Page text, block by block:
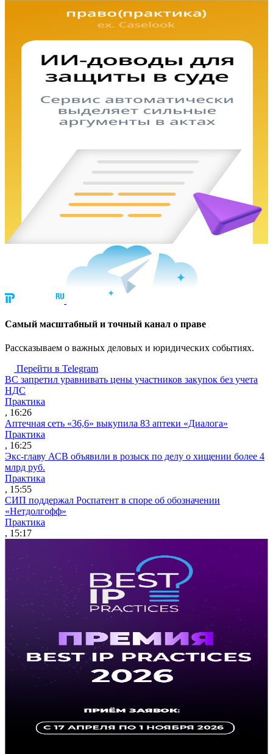
Cамый масштабный и точный канал о праве
Рассказываем о важных деловых и юридических событиях.
Перейти в Telegram
ВС запретил уравнивать цены участников закупок без учета
НДС
Практика
, 16:26
Аптечная сеть «36,6» выкупила 83 аптеки «Диалога»
Практика
, 16:25
Экс-главу АСВ объявили в розыск по делу о хищении более 4
млрд руб.
Практика
, 15:55
СИП поддержал Роспатент в споре об обозначении
«Нетдолгофф»
Практика
, 15:17